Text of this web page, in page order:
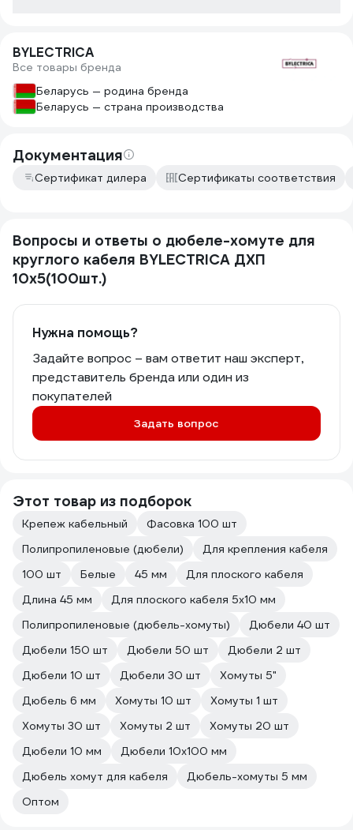
BYLECTRICA
Все товары бренда
Беларусь — родина бренда
Беларусь — страна производства
Документация
Сертификат дилера Сертификаты соответствия
Вопросы и ответы о дюбеле-хомуте для
круглого кабеля BYLECTRICA ДХП
10х5(100шт.)
Нужна помощь?
Задайте вопрос – вам ответит наш эксперт,
представитель бренда или один из
покупателей
Задать вопрос
Этот товар из подборок
Крепеж кабельный
Фасовка 100 шт
Полипропиленовые (дюбели)
Для крепления кабеля
100 шт
Белые 45 мм
Для плоского кабеля
Длина 45 мм
Для плоского кабеля 5х10 мм
Полипропиленовые (дюбель-хомуты)
Дюбели 40 шт
Дюбели 150 шт
Дюбели 50 шт
Дюбели 2 шт
Дюбели 10 шт
Дюбели 30 шт
Хомуты 5"
Дюбель 6 мм
Хомуты 10 шт
Хомуты 1 шт
Хомуты 30 шт
Хомуты 2 шт
Хомуты 20 шт
Дюбели 10 мм
Дюбели 10х100 мм
Дюбель хомут для кабеля
Дюбель-хомуты 5 мм
Оптом